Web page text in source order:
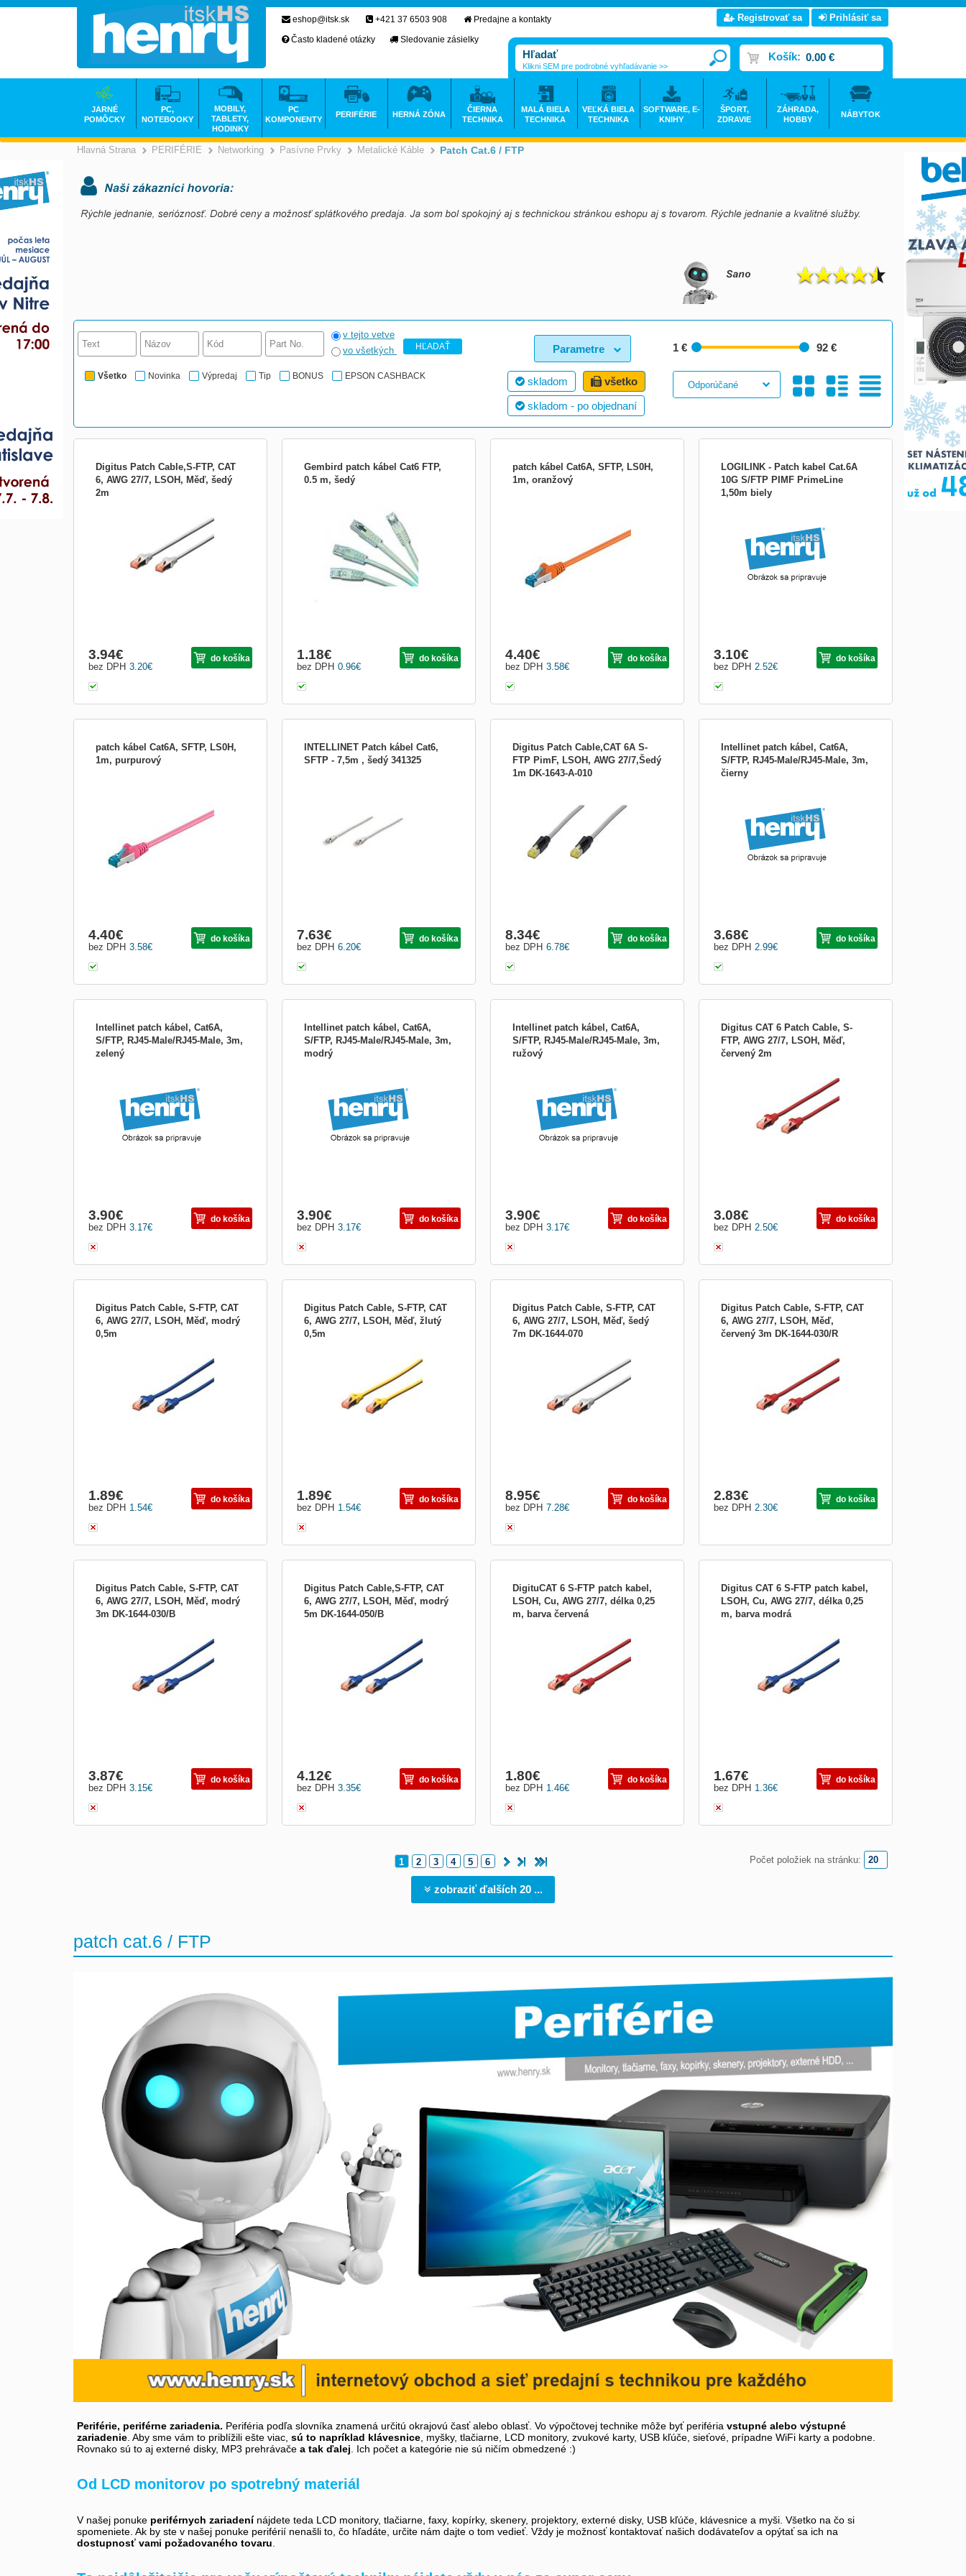
Hlavná Strana >
PERIFÉRIE >
Networking >
Pasívne Prvky >
Metalické Káble >
Patch Cat.6 / FTP
1 € 92 €
skladom
všetko
skladom - po objednaní
Parametre
v tejto vetve
vo všetkých
HĽADAŤ
Všetko Novinka Výpredaj Tip BONUS EPSON CASHBACK
Digitus Patch Cable,S-FTP, CAT
6, AWG 27/7, LSOH, Měď, šedý
2m
performance and link quality for your
network. 2 x RJ45 connectors Plugs with
new design Boots with kink protections
and strain reliefs Spot length on boot
Material: Cu Category: CAT 6
3.20€
bez DPH
3.94€ do košíka
Gembird patch kábel Cat6 FTP,
0.5 m, šedý
kábel (patchcord) Typ kabeláže: FTP/STP
- tienené krútené štvorpárové vedenie
Dĺžka: 0.5 m Kategória: 6 Typ ochrany:
PVC - polyvinyl chloride Typ konektoru 1:
RJ45 Typ konektoru 2: RJ45 Cross-Over:
Nie Krytka: s ...
0.96€
bez DPH
1.18€ do košíka
patch kábel Cat6A, SFTP, LS0H,
1m, oranžový
3.58€
bez DPH
4.40€ do košíka
LOGILINK - Patch kabel Cat.6A
10G S/FTP PIMF PrimeLine
1,50m biely
LSZH - Low Smoke Zero Halogen Typ
konektoru 1: 1 x RJ45 Typ konektoru 2: 1
x RJ45 Cross-Over: Nie Krytka: s liatou
ochranou Farba: bi...
2.52€
bez DPH
3.10€ do košíka
patch kábel Cat6A, SFTP, LS0H,
1m, purpurový
3.58€
bez DPH
4.40€ do košíka
INTELLINET Patch kábel Cat6,
SFTP - 7,5m , šedý 341325
Lifetime warranty FTP UL Listed EIA/TIA
Approved 4 Pairs RJ-45 Connectors
6.20€
bez DPH
7.63€ do košíka
Digitus Patch Cable,CAT 6A S-
FTP PimF, LSOH, AWG 27/7,Šedý
1m DK-1643-A-010
link quality for your network 2x RJ 45 HRS
TM21, shielded with latch protection Boots
with kink protections and strain reliefs
Cable DRAKA UC 900
6.78€
bez DPH
8.34€ do košíka
Intellinet patch kábel, Cat6A,
S/FTP, RJ45-Male/RJ45-Male, 3m,
čierny
2.99€
bez DPH
3.68€ do košíka
Intellinet patch kábel, Cat6A,
S/FTP, RJ45-Male/RJ45-Male, 3m,
zelený
3.17€
bez DPH
3.90€ do košíka
Intellinet patch kábel, Cat6A,
S/FTP, RJ45-Male/RJ45-Male, 3m,
modrý
3.17€
bez DPH
3.90€ do košíka
Intellinet patch kábel, Cat6A,
S/FTP, RJ45-Male/RJ45-Male, 3m,
ružový
3.17€
bez DPH
3.90€ do košíka
Digitus CAT 6 Patch Cable, S-
FTP, AWG 27/7, LSOH, Měď,
červený 2m
performance and link quality for your
network. 2 x RJ45 connectors Plugs with
new design Boots with kink protections
and strain reliefs Spot length on boot
Material: Cu Category: CAT
2.50€
bez DPH
3.08€ do košíka
Digitus Patch Cable, S-FTP, CAT
6, AWG 27/7, LSOH, Měď, modrý
0,5m
performance and link quality for your
network. 2 x RJ45 connectors Plugs with
new design Boots with kink protections
and strain reliefs Spot length on boot
Material: Cu Category: CA
1.54€
bez DPH
1.89€ do košíka
Digitus Patch Cable, S-FTP, CAT
6, AWG 27/7, LSOH, Měď, žlutý
0,5m
performance and link quality for your
network. 2 x RJ45 connectors Plugs with
new design Boots with kink protections
and strain reliefs Spot length on boot
Material: Cu Category: CA
1.54€
bez DPH
1.89€ do košíka
Digitus Patch Cable, S-FTP, CAT
6, AWG 27/7, LSOH, Měď, šedý
7m DK-1644-070
performance and link quality for your
network. 2 x RJ45 connectors Plugs with
new design Boots with kink protections
and strain reliefs Spot length on boot
Material: Cu Category: CAT 6
7.28€
bez DPH
8.95€ do košíka
Digitus Patch Cable, S-FTP, CAT
6, AWG 27/7, LSOH, Měď,
červený 3m DK-1644-030/R
performance and link quality for your
network. 2 x RJ45 connectors Plugs with
new design Boots with kink protections
and strain reliefs Spot length on boot
Material: Cu Category: CA
2.30€
bez DPH
2.83€ do košíka
Digitus Patch Cable, S-FTP, CAT
6, AWG 27/7, LSOH, Měď, modrý
3m DK-1644-030/B
performance and link quality for your
network. 2 x RJ45 connectors Plugs with
new design Boots with kink protections
and strain reliefs Spot length on boot
Material: Cu Category: CAT
3.15€
bez DPH
3.87€ do košíka
Digitus Patch Cable,S-FTP, CAT
6, AWG 27/7, LSOH, Měď, modrý
5m DK-1644-050/B
26/7 Best performance and link quality for
your network 4 x 2 AWG 26/7, twisted pair
2 x RJ45 connectors Boots with kink
protections and strain reliefs Spot length
on boot Type CM (U
3.35€
bez DPH
4.12€ do košíka
DigituCAT 6 S-FTP patch kabel,
LSOH, Cu, AWG 27/7, délka 0,25
m, barva červená
performance and link quality for your
network. 2 x RJ45 connectors Plugs with
new design Boots with kink protections
and strain reliefs Spot length on boot
Material: Cu Category:
1.46€
bez DPH
1.80€ do košíka
Digitus CAT 6 S-FTP patch kabel,
LSOH, Cu, AWG 27/7, délka 0,25
m, barva modrá
performance and link quality for your
network. 2 x RJ45 connectors Plugs with
new design Boots with kink protections
and strain reliefs Spot length on boot
Material: Cu Category:
1.36€
bez DPH
1.67€ do košíka
Počet položiek na stránku:
1 2 3 4 5 6
zobraziť ďalších 20 ...
patch cat.6 / FTP
Periférie, periférne zariadenia. Periféria podľa slovníka znamená určitú okrajovú časť alebo oblasť. Vo výpočtovej technike môže byť periféria vstupné alebo výstupné
zariadenie . Aby sme vám to priblížili ešte viac, sú to napríklad klávesnice , myšky, tlačiarne, LCD monitory, zvukové karty, USB kľúče, sieťové, prípadne WiFi karty a podobne.
Rovnako sú to aj externé disky, MP3 prehrávače a tak ďalej . Ich počet a kategórie nie sú ničím obmedzené :)
Od LCD monitorov po spotrebný materiál
V našej ponuke periférnych zariadenínájdete teda LCD monitory, tlačiarne, faxy, kopírky, skenery, projektory, externé disky, USB kľúče, klávesnice a myši. Všetko na čo si
spomeniete. Ak by ste v našej ponuke periférií nenašli to, čo hľadáte, určite nám dajte o tom vedieť. Vždy je možnosť kontaktovať našich dodávateľov a opýtať sa ich na
dostupnosť vami požadovaného tovaru
eshop@itsk.sk +421 37 6503 908
Predajne a kontakty
Často kladené otázky
Sledovanie zásielky
Registrovať sa Prihlásiť sa
Košík: 0.00 €
Klikni SEM pre podrobné vyhľadávanie >>
JARNÉ
POMÔCKY
PC,
NOTEBOOKY
MOBILY,
TABLETY,
HODINKY
PC
KOMPONENTY
PERIFÉRIE HERNÁ ZÓNA
ČIERNA
TECHNIKA
MALÁ BIELA
TECHNIKA
VEĽKÁ BIELA
TECHNIKA
SOFTWARE, E-
KNIHY
ŠPORT,
ZDRAVIE
ZÁHRADA,
HOBBY
NÁBYTOK